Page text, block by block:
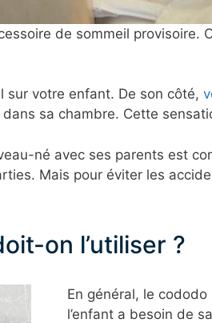
de sommeil provisoire.
votre enfant. De son côté,
sa chambre. Cette
né avec ses parents est
Mais pour éviter les
on l’utiliser ?
En général, le
l’enfant a besoin de